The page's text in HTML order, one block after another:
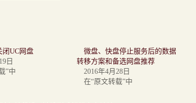
闭UC网盘
日
”中
微盘、快盘停止服务后的数据
转移方案和备选网盘推荐
2016年4月28日
在“原文转载”中